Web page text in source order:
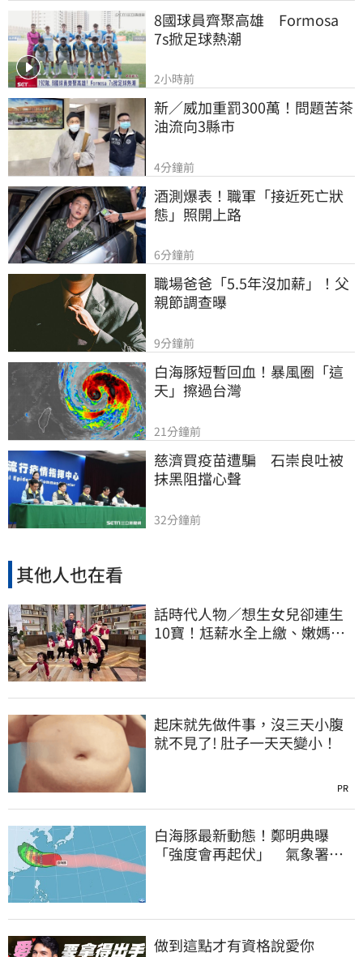
8國球員齊聚高雄　Formosa
7s掀足球熱潮
2小時前
新／威加重罰300萬！問題苦茶
油流向3縣市
4分鐘前
酒測爆表！職軍「接近死亡狀
態」照開上路
6分鐘前
職場爸爸「5.5年沒加薪」！父
親節調查曝
9分鐘前
白海豚短暫回血！暴風圈「這
天」擦過台灣
21分鐘前
慈濟買疫苗遭騙　石崇良吐被
抹黑阻擋心聲
32分鐘前
其他人也在看
話時代人物／想生女兒卻連生
10寶！尪薪水全上繳、嫩媽吐
起床就先做件事，沒三天小腹
就不見了! 肚子一天天變小！
PR
白海豚最新動態！鄭明典曝
「強度會再起伏」 氣象署：
做到這點才有資格說愛你